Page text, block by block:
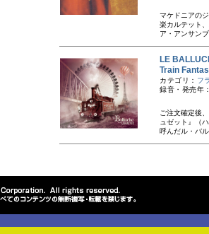
マケドニアの
楽カルテット
ア・アンサン
LE
Train
カテゴリ： フ
録音・発売年
ご注文確定後
ュゼット』（
呼んだル・バ